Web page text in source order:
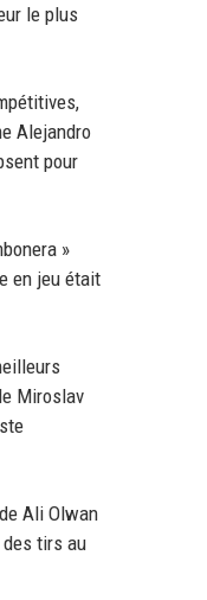
le plus
Alejandro
pour
»
en jeu était
Miroslav
Ali Olwan
tirs au